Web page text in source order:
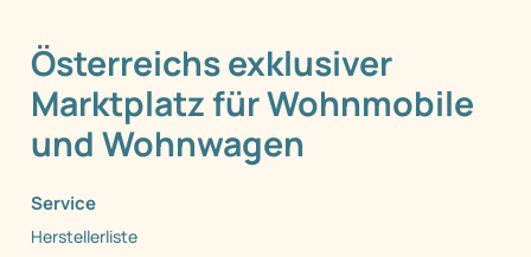
Österreichs exklusiver
Marktplatz für Wohnmobile
und Wohnwagen
Service
Herstellerliste